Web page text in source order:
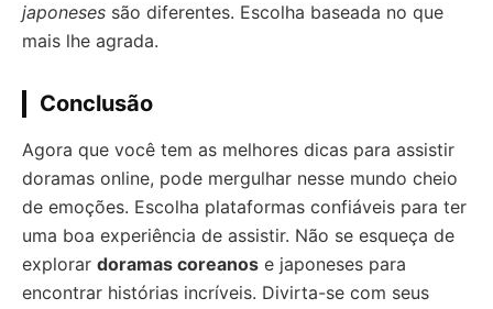
japoneses são diferentes. Escolha baseada no que
mais lhe agrada.
Conclusão
Agora que você tem as melhores dicas para assistir
doramas online, pode mergulhar nesse mundo cheio
de emoções. Escolha plataformas confiáveis para ter
uma boa experiência de assistir. Não se esqueça de
explorar doramas coreanos e japoneses para
encontrar histórias incríveis. Divirta-se com seus